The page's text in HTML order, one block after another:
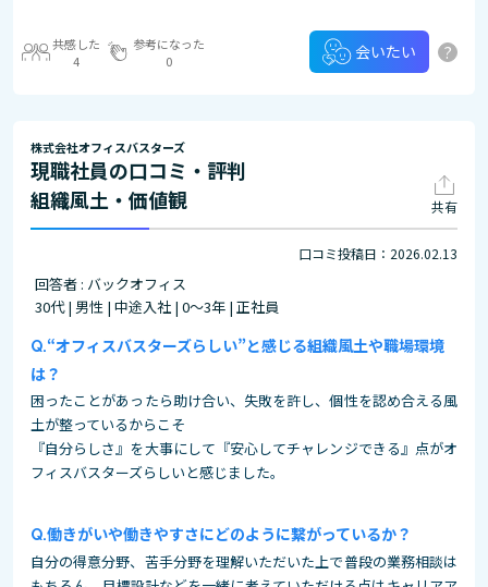
共感した
4
参考になった
0
会いたい ?
株式会社オフィスバスターズ
現職社員の口コミ・評判
組織風土・価値観
共有
口コミ投稿日：2026.02.13
回答者 : バックオフィス
30代 | 男性 | 中途入社 | 0～3年 | 正社員
“オフィスバスターズらしい”と感じる組織風土や職場環境
は？
困ったことがあったら助け合い、失敗を許し、個性を認め合える風
土が整っているからこそ
『自分らしさ』を大事にして『安心してチャレンジできる』点がオ
フィスバスターズらしいと感じました。
働きがいや働きやすさにどのように繋がっているか？
自分の得意分野、苦手分野を理解いただいた上で普段の業務相談は